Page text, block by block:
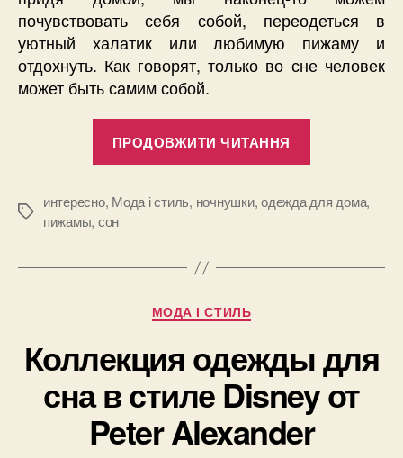
почувствовать себя собой, переодеться в
уютный халатик или любимую пижаму и
отдохнуть. Как говорят, только во сне человек
может быть самим собой.
ПРОДОВЖИТИ ЧИТАННЯ
сна
о
Позначки
интересно, Мода і стиль, ночнушки,одежда для дома,
пижамы, сон
Категорії
МОДА І СТИЛЬ
Коллекция одежды для
сна в стиле Disney от
Peter Alexander